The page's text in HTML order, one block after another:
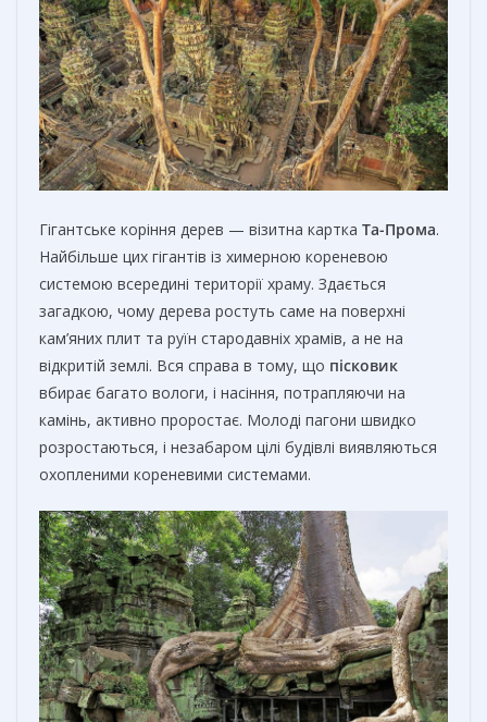
Гігантське коріння дерев — візитна картка Та-Прома.
Найбільше цих гігантів із химерною кореневою
системою всередині території храму. Здається
загадкою, чому дерева ростуть саме на поверхні
кам’яних плит та руїн стародавніх храмів, а не на
відкритій землі. Вся справа в тому, що пісковик
вбирає багато вологи, і насіння, потрапляючи на
камінь, активно проростає. Молоді пагони швидко
розростаються, і незабаром цілі будівлі виявляються
охопленими кореневими системами.